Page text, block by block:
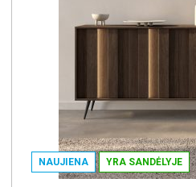
NAUJIENA YRA SANDĖLYJE